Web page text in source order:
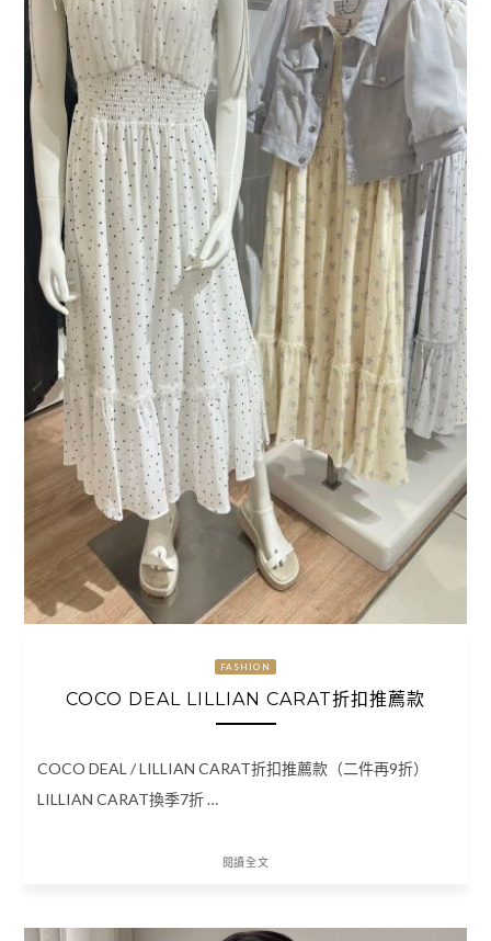
FASHION
COCO DEAL LILLIAN CARAT折扣推薦款
COCO DEAL / LILLIAN CARAT折扣推薦款（二件再9折）
LILLIAN CARAT換季7折 …
閱讀全文